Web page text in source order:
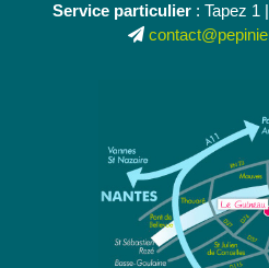
Service particulier: Tapez 1 |